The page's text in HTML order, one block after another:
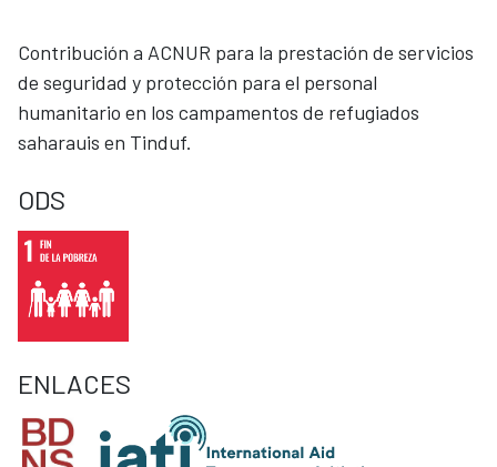
Contribución a ACNUR para la prestación de servicios
de seguridad y protección para el personal
humanitario en los campamentos de refugiados
saharauis en Tinduf.
ODS
ENLACES